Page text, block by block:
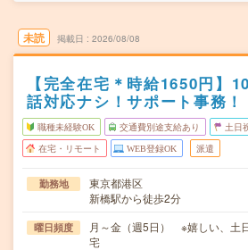
未読 掲載日 2026/08/08
【完全在宅＊時給1650円】
話対応ナシ！サポート事務！
職種未経験OK 交通費別途支給あり 土日
在宅・リモート WEB登録OK 派遣
勤務地
東京都港区
新橋駅から徒歩2分
曜日頻度
月～金（週5日） ※嬉しい、土
宅